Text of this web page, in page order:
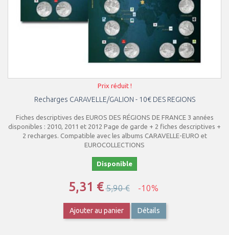
Prix réduit !
Recharges CARAVELLE/GALION - 10€ DES REGIONS
Fiches descriptives des EUROS DES RÉGIONS DE FRANCE 3 années
disponibles : 2010, 2011 et 2012 Page de garde + 2 fiches descriptives +
2 recharges. Compatible avec les albums CARAVELLE-EURO et
EUROCOLLECTIONS
Disponible
5,31 €5,90 € -10%
Ajouter au panier Détails